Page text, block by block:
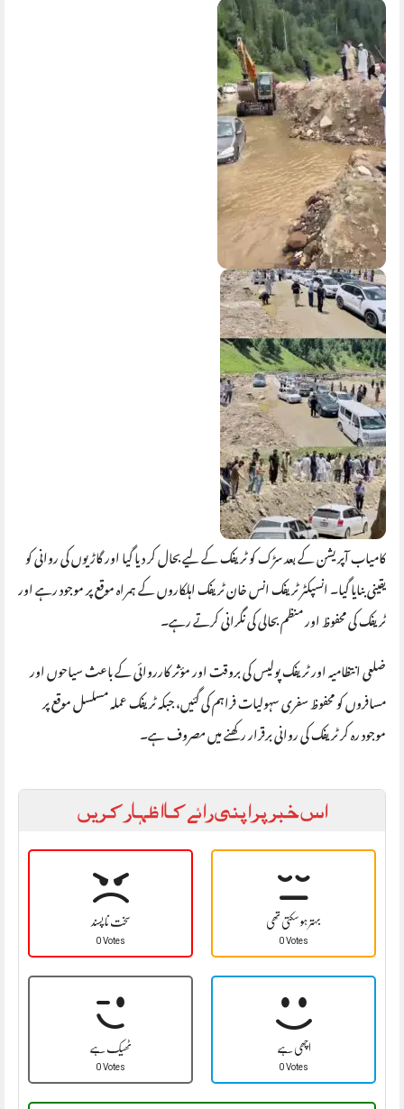
کامیاب آپریشن کے بعد سڑک کو ٹریفک کے لیے بحال کر دیا گیا اور گاڑیوں کی روانی کو
یقینی بنایا گیا۔ انسپکٹر ٹریفک انس خان ٹریفک اہلکاروں کے ہمراہ موقع پر موجود رہے اور
ٹریفک کی محفوظ اور منظم بحالی کی نگرانی کرتے رہے۔
ضلعی انتظامیہ اور ٹریفک پولیس کی بروقت اور مؤثر کارروائی کے باعث سیاحوں اور
مسافروں کو محفوظ سفری سہولیات فراہم کی گئیں، جبکہ ٹریفک عملہ مسلسل موقع پر
موجود رہ کر ٹریفک کی روانی برقرار رکھنے میں مصروف ہے۔
اس خبر پر اپنی رائے کا اظہار کریں
سخت نا پسند
0 Votes
بہتر ہو سکتی تھی
0 Votes
ٹھیک ہے
0 Votes
اچھی ہے
0 Votes